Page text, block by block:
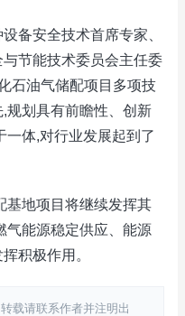
备安全技术首席专家、
节能技术委员会主任委
石油气储配项目多项技
规划具有前瞻性、创新
一体,对行业发展起到了
基地项目将继续发挥其
气能源稳定供应、能源
积极作用。
载请联系作者并注明出